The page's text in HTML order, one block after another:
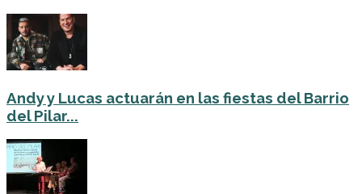
Andy y Lucas actuarán en las fiestas del Barrio
del Pilar...